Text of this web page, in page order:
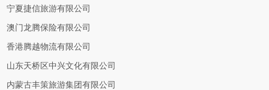
宁夏捷信旅游有限公司
澳门龙腾保险有限公司
香港腾越物流有限公司
山东天桥区中兴文化有限公司
内蒙古丰策旅游集团有限公司